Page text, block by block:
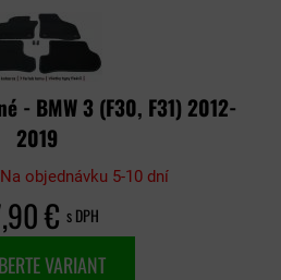
- BMW 3 (F30, F31) 2012-
2019
Na objednávku 5-10 dní
€ s DPH
VARIANT